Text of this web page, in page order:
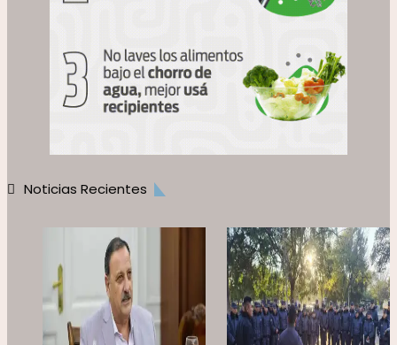
Noticias Recientes